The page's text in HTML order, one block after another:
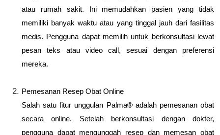
atau rumah sakit. Ini memudahkan pasien yang tidak
memiliki banyak waktu atau yang tinggal jauh dari fasilitas
medis. Pengguna dapat memilih untuk berkonsultasi lewat
pesan teks atau video call, sesuai dengan preferensi
mereka.
Pemesanan Resep Obat Online
Salah satu fitur unggulan Palma® adalah pemesanan obat
secara online. Setelah berkonsultasi dengan dokter,
pengguna dapat mengunggah resep dan memesan obat